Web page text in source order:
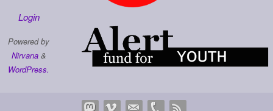
Login
Powered by
Nirvana&
WordPress.